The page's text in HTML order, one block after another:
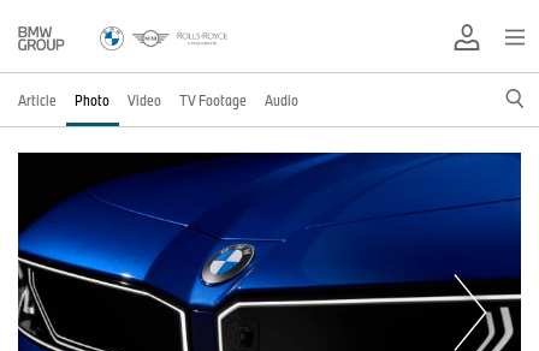
Article Photo Video TV Footage Audio